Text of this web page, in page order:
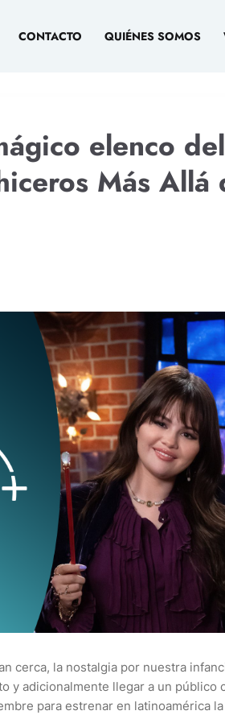
CONTACTO QUIÉNES SOMOS
elenco
Más Allá
cerca, la nostalgia por nuestra
y adicionalmente llegar a un público
para estrenar en latinoamérica